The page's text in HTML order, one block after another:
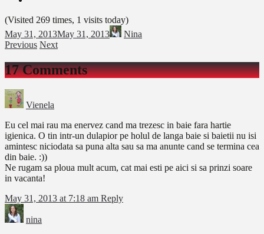
(Visited 269 times, 1 visits today)
May 31, 2013May 31, 2013
Nina
Previous Next
17 Comments
Vienela
Eu cel mai rau ma enervez cand ma trezesc in baie fara hartie
igienica. O tin intr-un dulapior pe holul de langa baie si baietii nu isi
amintesc niciodata sa puna alta sau sa ma anunte cand se termina cea
din baie. :))
Ne rugam sa ploua mult acum, cat mai esti pe aici si sa prinzi soare
in vacanta!
May 31, 2013 at 7:18 am Reply
nina